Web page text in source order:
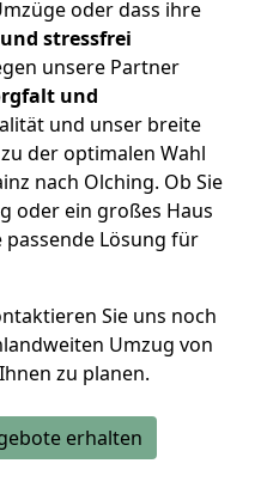
oder dass ihre
stressfrei
unsere Partner
und
und unser breite
der optimalen Wahl
nach Olching. Ob Sie
oder ein großes Haus
Lösung für
Sie uns noch
Umzug von
zu planen.
erhalten